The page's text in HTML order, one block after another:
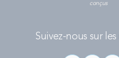
conçus
Suivez-nous sur les